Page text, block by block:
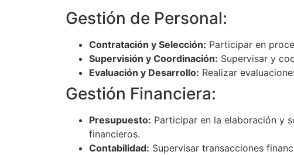
Gestión de Personal:
Contratación y Selección: Participar en
Supervisión y Coordinación: Supervisar y
Evaluación y Desarrollo: Realizar
Gestión Financiera:
Presupuesto: Participar en la elaboración y
financieros.
Contabilidad: Supervisar transacciones